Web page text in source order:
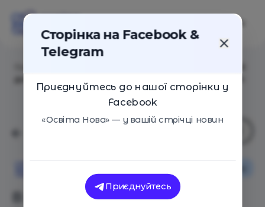
В Україні запустили чат-
Сторінка на Facebook &
Telegram
Приєднуйтесь до нашої сторінки у
Facebook
«Освіта Нова» — у вашій стрічці новин
Приєднуйтесь